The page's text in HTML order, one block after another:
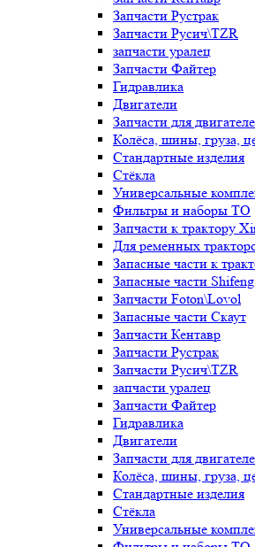
Запчасти Рустрак
Запчасти Русич\TZR
запчасти уралец
Запчасти Файтер
Гидравлика
Двигатели
Запчасти для
Колёса, шины, груза,
Стандартные изделия
Стёкла
Универсальные
Фильтры и наборы ТО
Запчасти к трактору
Для ременных
Запасные части к
Запасные части Shifeng
Запчасти Foton\Lovol
Запасные части Скаут
Запчасти Кентавр
Запчасти Рустрак
Запчасти Русич\TZR
запчасти уралец
Запчасти Файтер
Гидравлика
Двигатели
Запчасти для
Колёса, шины, груза,
Стандартные изделия
Стёкла
Универсальные